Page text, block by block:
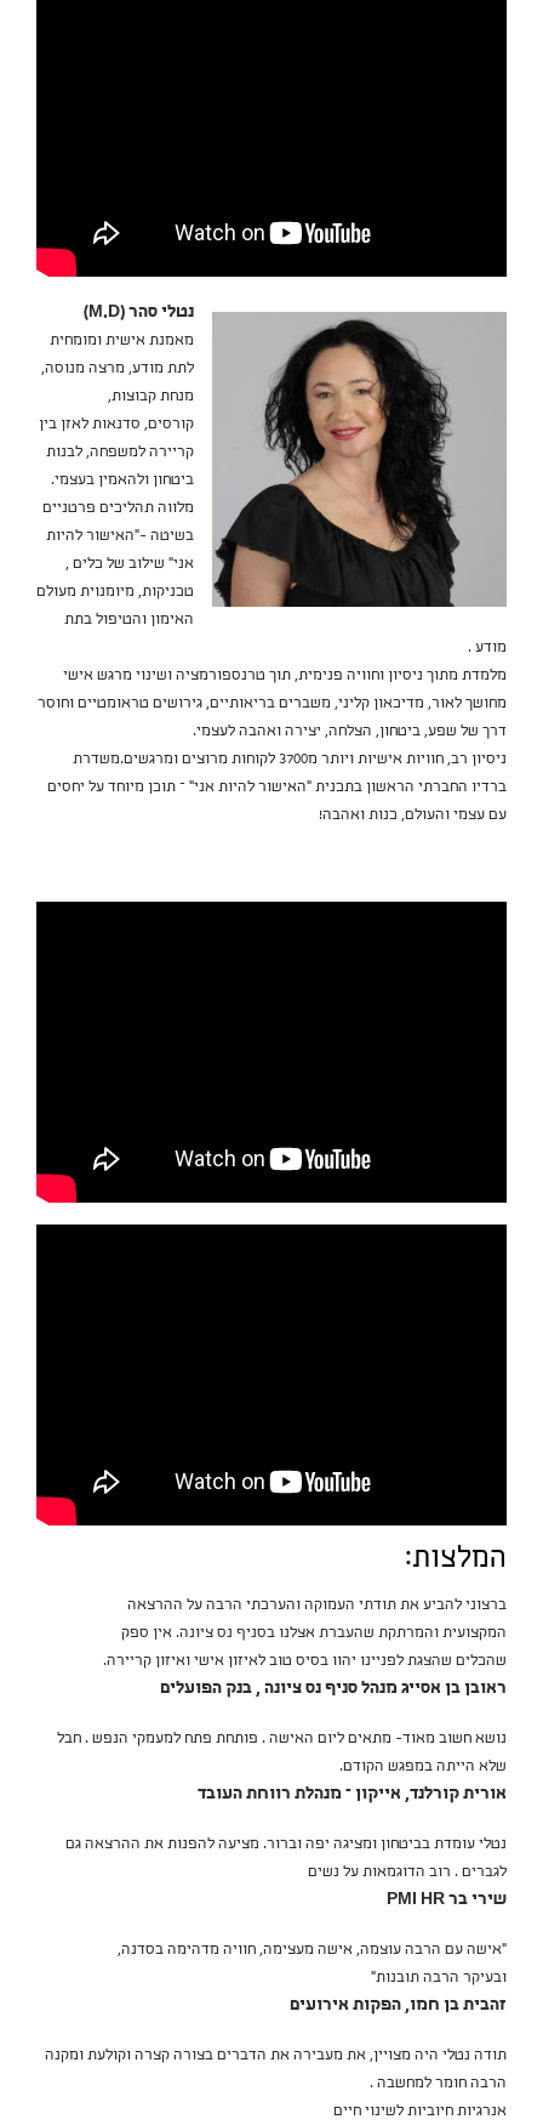
נטלי סהר (M.D)
מאמנת אישית ומומחית
לתת מודע, מרצה מנוסה,
מנחת קבוצות,
קורסים, סדנאות לאזן בין
קריירה למשפחה, לבנות
ביטחון ולהאמין בעצמי.
מלווה תהליכים פרטניים
בשיטה -"האישור להיות
אני" שילוב של כלים ,
טכניקות, מיומנוית מעולם
האימון והטיפול בתת
מודע .
מלמדת מתוך ניסיון וחוויה פנימית, תוך טרנספורמציה ושינוי מרגש אישי
מחושך לאור, מדיכאון קליני, משברים בריאותיים, גירושים טראומטיים וחוסר
דרך של שפע, ביטחון, הצלחה, יצירה ואהבה לעצמי.
ניסיון רב, חוויות אישיות ויותר מ3700 לקוחות מרוצים ומרגשים.משדרת
ברדיו החברתי הראשון בתכנית "האישור להיות אני" – תוכן מיוחד על יחסים
עם עצמי והעולם, כנות ואהבה!
המלצות:
ברצוני להביע את תודתי העמוקה והערכתי הרבה על ההרצאה
המקצועית והמרתקת שהעברת אצלנו בסניף נס ציונה. אין ספק
שהכלים שהצגת לפניינו יהוו בסיס טוב לאיזון אישי ואיזון קריירה.
ראובן בן אסייג מנהל סניף נס ציונה , בנק הפועלים
נושא חשוב מאוד- מתאים ליום האישה . פותחת פתח למעמקי הנפש . חבל
שלא הייתה במפגש הקודם.
אורית קורלנד, אייקון – מנהלת רווחת העובד
נטלי עומדת בביטחון ומציגה יפה וברור. מציעה להפנות את ההרצאה גם
לגברים . רוב הדוגמאות על נשים
שירי בר PMI HR
"אישה עם הרבה עוצמה, אישה מעצימה, חוויה מדהימה בסדנה,
ובעיקר הרבה תובנות"
זהבית בן חמו, הפקות אירועים
תודה נטלי היה מצויין, את מעבירה את הדברים בצורה קצרה וקולעת ומקנה
הרבה חומר למחשבה .
אנרגיות חיוביות לשינוי חיים